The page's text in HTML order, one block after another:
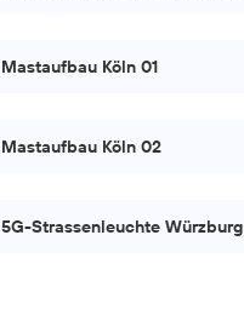
Mastaufbau Köln 01
Mastaufbau Köln 02
5G-Strassenleuchte Würzburg